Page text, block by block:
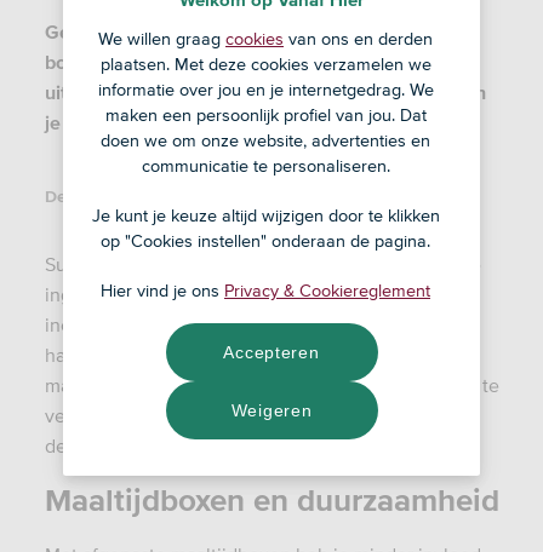
Geen inspiratie, wel lekker vers koken zonder
boodschappen te doen: de maaltijdbox biedt
uitkomst. Met deze gezonde, duurzame boxen ben
je ook nog eens goed bezig voor de planeet.
Deel dit artikel:
Superhandig zijn ze zeker, maaltijdboxen waarin de
ingrediënten mooi afgepast worden thuisbezorgd,
inclusief recept. Ideaal voor drukke gezinnen en
harde werkers die wel een gezonde maaltijd willen
maar niet altijd inspiratie hebben om wat origineels te
verzinnen. Maar welke moet je kiezen als je ook wil
denken aan je ecologische voetafdruk?
Maaltijdboxen en duurzaamheid
We willen graag cookies van ons en derden
plaatsen. Met deze cookies verzamelen we
informatie over jou en je internetgedrag. We
maken een persoonlijk profiel van jou. Dat
doen we om onze website, advertenties en
communicatie te personaliseren.
Je kunt je keuze altijd wijzigen door te klikken
op "Cookies instellen" onderaan de pagina.
Hier vind je ons Privacy & Cookiereglement
Weigeren
Accepteren